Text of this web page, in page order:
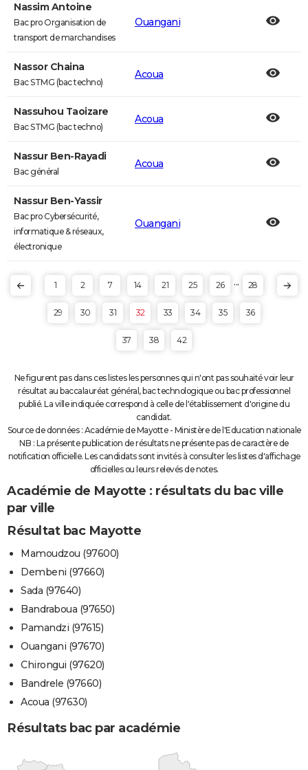
Nassim Antoine
Bac pro Organisation de
transport de marchandises
Ouangani
Nassor Chaina
Bac STMG (bac techno)
Acoua
Nassuhou Taoizare
Bac STMG (bac techno)
Acoua
Nassur Ben-Rayadi
Bac général
Acoua
Nassur Ben-Yassir
Bac pro Cybersécurité,
informatique & réseaux,
électronique
Ouangani
1 2 7 14 21 25 26 ... 28
29 30 31 32 33 34 35 36
37 38 42
Ne figurent pas dans ces listes les personnes qui n'ont pas souhaité voir leur
résultat au baccalauréat général, bac technologique ou bac professionnel
publié. La ville indiquée correspond à celle de l'établissement d'origine du
candidat.
Source de données : Académie de Mayotte - Ministère de l'Education nationale
NB : La présente publication de résultats ne présente pas de caractère de
notification officielle. Les candidats sont invités à consulter les listes d'affichage
officielles ou leurs relevés de notes.
Académie de Mayotte : résultats du bac ville
par ville
Résultat bac Mayotte
Mamoudzou (97600)
Dembeni (97660)
Sada (97640)
Bandraboua (97650)
Pamandzi (97615)
Ouangani (97670)
Chirongui (97620)
Bandrele (97660)
Acoua (97630)
Résultats bac par académie